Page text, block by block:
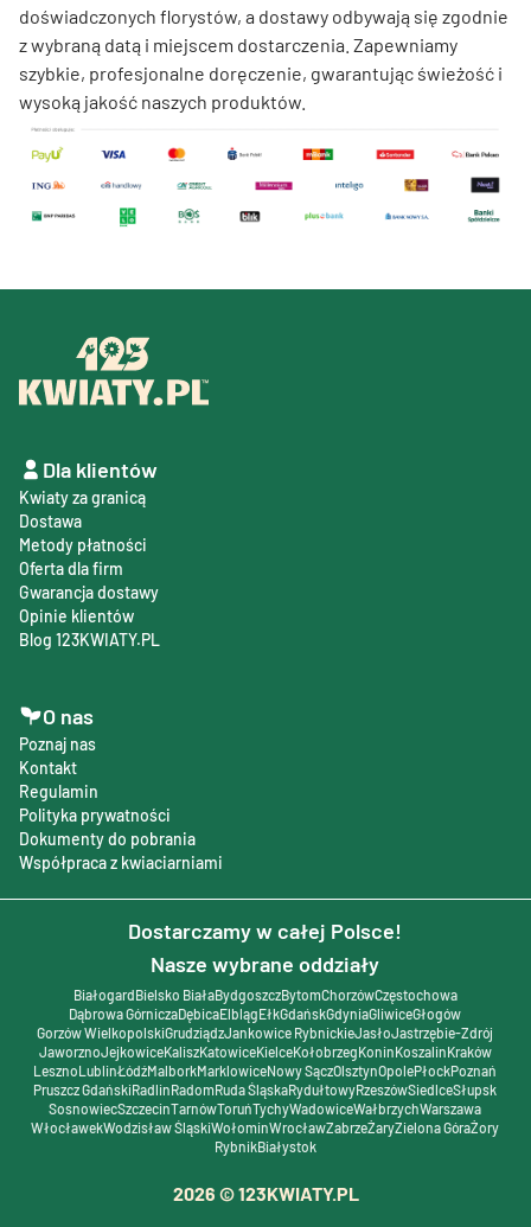
doświadczonych florystów, a dostawy odbywają się zgodnie
z wybraną datą i miejscem dostarczenia. Zapewniamy
szybkie, profesjonalne doręczenie, gwarantując świeżość i
wysoką jakość naszych produktów.
Dla klientów
Kwiaty za granicą
Dostawa
Metody płatności
Oferta dla firm
Gwarancja dostawy
Opinie klientów
Blog 123KWIATY.PL
O nas
Poznaj nas
Kontakt
Regulamin
Polityka prywatności
Dokumenty do pobrania
Współpraca z kwiaciarniami
Dostarczamy w całej Polsce!
Nasze wybrane oddziały
BiałogardBielsko BiałaBydgoszczBytomChorzówCzęstochowa
Dąbrowa GórniczaDębicaElblągEłkGdańskGdyniaGliwiceGłogów
Gorzów WielkopolskiGrudziądzJankowice RybnickieJasłoJastrzębie-Zdrój
JaworznoJejkowiceKaliszKatowiceKielceKołobrzegKoninKoszalinKraków
LesznoLublinŁódźMalborkMarklowiceNowy SączOlsztynOpolePłockPoznań
Pruszcz GdańskiRadlinRadomRuda ŚląskaRydułtowyRzeszówSiedlceSłupsk
SosnowiecSzczecinTarnówToruńTychyWadowiceWałbrzychWarszawa
WłocławekWodzisław ŚląskiWołominWrocławZabrzeŻaryZielona GóraŻory
RybnikBiałystok
2026 © 123KWIATY.PL